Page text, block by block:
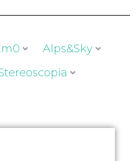
Alps&Sky